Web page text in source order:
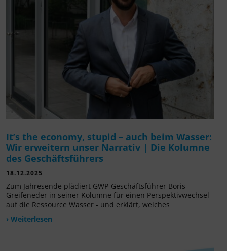
It’s the economy, stupid – auch beim Wasser:
Wir erweitern unser Narrativ | Die Kolumne
des Geschäftsführers
18.12.2025
Zum Jahresende plädiert GWP-Geschäftsführer Boris
Greifeneder in seiner Kolumne für einen Perspektivwechsel
auf die Ressource Wasser - und erklärt, welches
› Weiterlesen